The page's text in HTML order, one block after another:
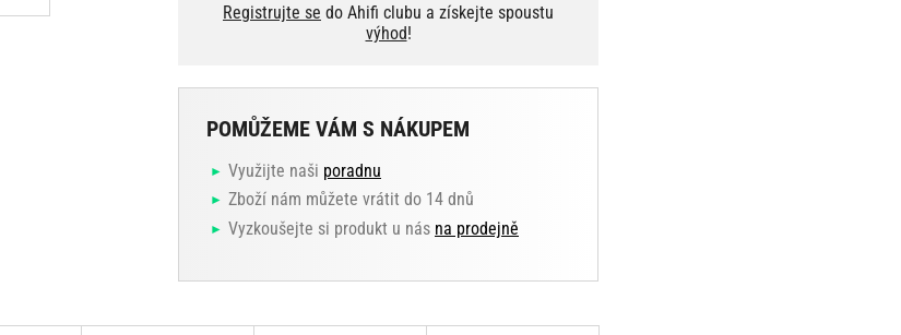
Registrujte se do Ahifi clubu a získejte spoustu
výhod!
POMŮŽEME VÁM S NÁKUPEM
Využijte naši poradnu
Zboží nám můžete vrátit do 14 dnů
Vyzkoušejte si produkt u nás na prodejně